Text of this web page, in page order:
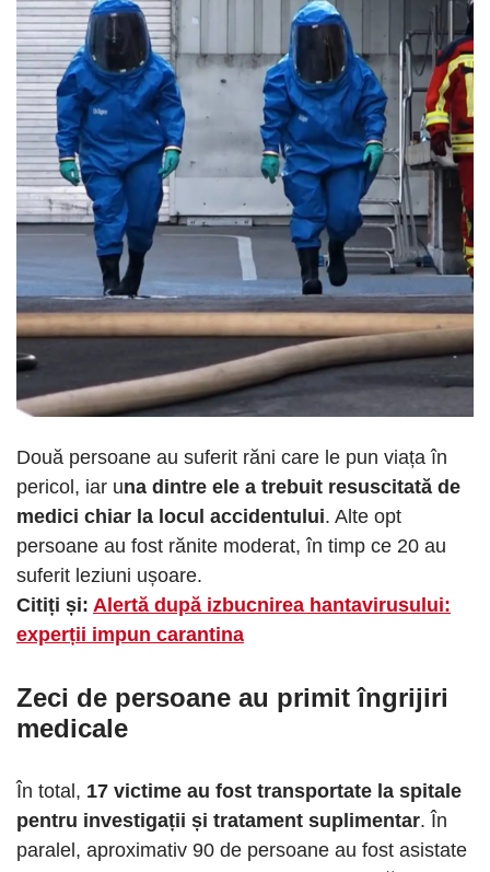
Două persoane au suferit răni care le pun viața în
pericol, iar una dintre ele a trebuit resuscitată de
medici chiar la locul accidentului. Alte opt
persoane au fost rănite moderat, în timp ce 20 au
suferit leziuni ușoare.
Citiți și: Alertă după izbucnirea hantavirusului:
experții impun carantina
Zeci de persoane au primit îngrijiri
medicale
În total, 17 victime au fost transportate la spitale
pentru investigații și tratament suplimentar. În
paralel, aproximativ 90 de persoane au fost asistate